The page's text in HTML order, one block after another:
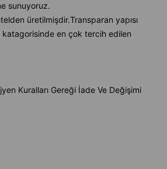
sunuyoruz.
üretilmişdir.Transparan yapısı
en çok tercih edilen
Kuralları Gereği İade Ve Değişimi